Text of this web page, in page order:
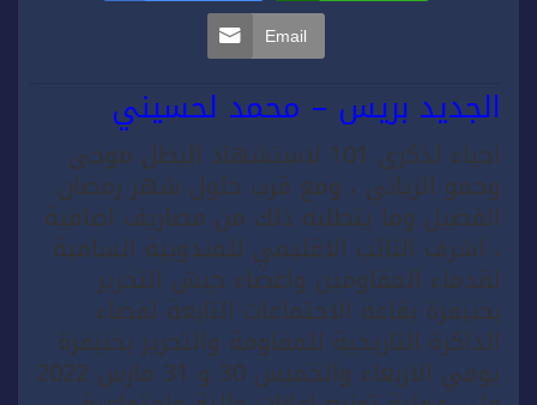
Email
الجديد بريس – محمد لحسيني
احياء لذكرى 101 لاستشهاد البطل موحى
وحمو الزياني ، ومع قرب حلول شهر رمضان
الفضيل وما يتطلبه ذلك من مصاريف اضافية
، اشرف النائب الاقليمي للمندوبية السامية
لقدماء المقاومين واعضاء جيش التحرير
بخنيفرة بقاعة الاجتماعات التابعة لفضاء
الذاكرة التاريخية للمقاومة والتحرير بخنيفرة
يومي الاربعاء والخميس 30 و 31 مارس 2022